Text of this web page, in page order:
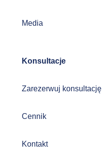
Media
Konsultacje
Zarezerwuj konsultację
Cennik
Kontakt